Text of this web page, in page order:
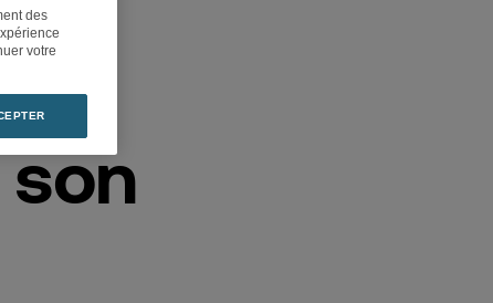
des
votre